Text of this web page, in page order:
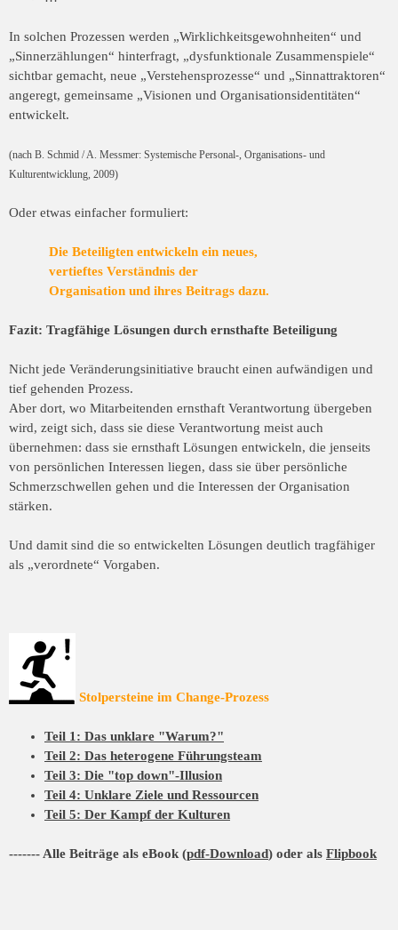
In solchen Prozessen werden „Wirklichkeitsgewohnheiten“ und
„Sinnerzählungen“ hinterfragt, „dysfunktionale Zusammenspiele“
sichtbar gemacht, neue „Verstehensprozesse“ und „Sinnattraktoren“
angeregt, gemeinsame „Visionen und Organisationsidentitäten“
entwickelt.
(nach B. Schmid / A. Messmer: Systemische Personal-, Organisations- und
Kulturentwicklung, 2009)
Oder etwas einfacher formuliert:
Die Beteiligten entwickeln ein neues,
vertieftes Verständnis der
Organisation und ihres Beitrags dazu.
Fazit: Tragfähige Lösungen durch ernsthafte Beteiligung
Nicht jede Veränderungsinitiative braucht einen aufwändigen und
tief gehenden Prozess.
Aber dort, wo Mitarbeitenden ernsthaft Verantwortung übergeben
wird, zeigt sich, dass sie diese Verantwortung meist auch
übernehmen: dass sie ernsthaft Lösungen entwickeln, die jenseits
von persönlichen Interessen liegen, dass sie über persönliche
Schmerzschwellen gehen und die Interessen der Organisation
stärken.
Und damit sind die so entwickelten Lösungen deutlich tragfähiger
als „verordnete“ Vorgaben.
Stolpersteine im Change-Prozess
Teil 1: Das unklare "Warum?"
Teil 2: Das heterogene Führungsteam
Teil 3: Die "top down"-Illusion
Teil 4: Unklare Ziele und Ressourcen
Teil 5: Der Kampf der Kulturen
------- Alle Beiträge als eBook (pdf-Download) oder als Flipbook